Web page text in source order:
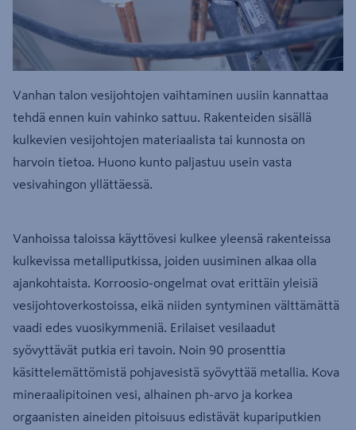
Vanhan talon vesijohtojen vaihtaminen uusiin kannattaa
tehdä ennen kuin vahinko sattuu. Rakenteiden sisällä
kulkevien vesijohtojen materiaalista tai kunnosta on
harvoin tietoa. Huono kunto paljastuu usein vasta
vesivahingon yllättäessä.
Vanhoissa taloissa käyttövesi kulkee yleensä rakenteissa
kulkevissa metalliputkissa, joiden uusiminen alkaa olla
ajankohtaista. Korroosio-ongelmat ovat erittäin yleisiä
vesijohtoverkostoissa, eikä niiden syntyminen välttämättä
vaadi edes vuosikymmeniä. Erilaiset vesilaadut
syövyttävät putkia eri tavoin. Noin 90 prosenttia
käsittelemättömistä pohjavesistä syövyttää metallia. Kova
mineraalipitoinen vesi, alhainen ph-arvo ja korkea
orgaanisten aineiden pitoisuus edistävät kupariputkien